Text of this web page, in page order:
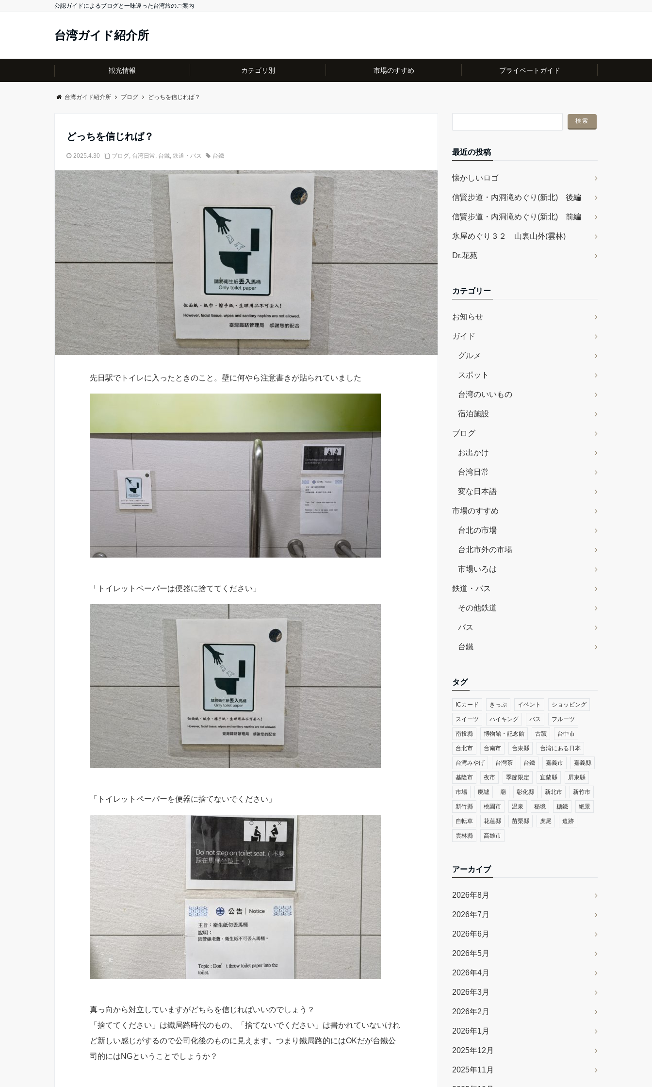
公認ガイドによるブログと一味違った台湾旅のご案内
台湾ガイド紹介所
観光情報 カテゴリ別 市場のすすめ プライベートガイド
台湾ガイド紹介所 ブログ どっちを信じれば？
どっちを信じれば？
2025.4.30 ブログ, 台湾日常, 台鐵, 鉄道・バス 台鐵
先日駅でトイレに入ったときのこと。壁に何やら注意書きが貼られていました
「トイレットペーパーは便器に捨ててください」
「トイレットペーパーを便器に捨てないでください」
真っ向から対立していますがどちらを信じればいいのでしょう？
「捨ててください」は鐵局路時代のもの、「捨てないでください」は書かれていないけれ
ど新しい感じがするので公司化後のものに見えます。つまり鐵局路的にはOKだが台鐵公
司的にはNGということでしょうか？
最近の投稿
懐かしいロゴ
信賢步道・內洞滝めぐり(新北) 後編
信賢步道・內洞滝めぐり(新北) 前編
氷屋めぐり３２ 山裏山外(雲林)
Dr.花苑
カテゴリー
お知らせ
ガイド
グルメ
スポット
台湾のいいもの
宿泊施設
ブログ
お出かけ
台湾日常
変な日本語
市場のすすめ
台北の市場
台北市外の市場
市場いろは
鉄道・バス
その他鉄道
バス
台鐵
タグ
ICカード きっぷ イベント ショッピング
スイーツ ハイキング バス フルーツ
南投縣 博物館・記念館 古蹟 台中市
台北市 台南市 台東縣 台湾にある日本
台湾みやげ 台灣茶 台鐵 嘉義市 嘉義縣
基隆市 夜市 季節限定 宜蘭縣 屏東縣
市場 廃墟 廟 彰化縣 新北市 新竹市
新竹縣 桃園市 温泉 秘境 糖鐵 絶景
自転車 花蓮縣 苗栗縣 虎尾 遺跡
雲林縣 高雄市
アーカイブ
2026年8月
2026年7月
2026年6月
2026年5月
2026年4月
2026年3月
2026年2月
2026年1月
2025年12月
2025年11月